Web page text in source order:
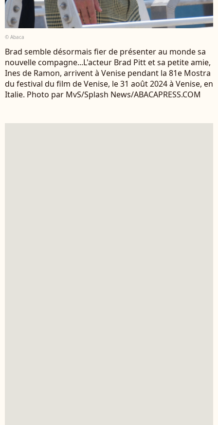
© Abaca
Brad semble désormais fier de présenter au monde sa
nouvelle compagne...L'acteur Brad Pitt et sa petite amie,
Ines de Ramon, arrivent à Venise pendant la 81e Mostra
du festival du film de Venise, le 31 août 2024 à Venise, en
Italie. Photo par MvS/Splash News/ABACAPRESS.COM